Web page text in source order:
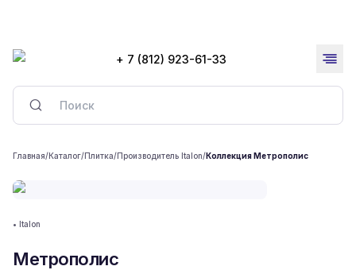
+ 7 (812) 923-61-33
Главная/Каталог/Плитка/Производитель Italon/Коллекция Метрополис
• Italon
Метрополис